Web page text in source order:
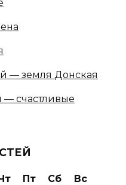
— земля Донская
— счастливые
Пт Сб
Вс